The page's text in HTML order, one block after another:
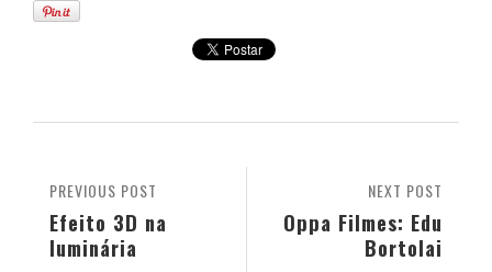
NEXT POST
Oppa Filmes: Edu
Bortolai
PREVIOUS POST
Efeito 3D na
luminária